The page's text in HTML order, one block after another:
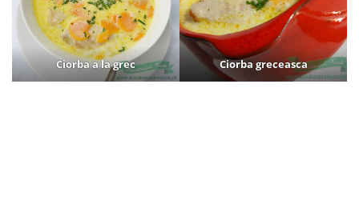
Ciorba a la grec Ciorba greceasca